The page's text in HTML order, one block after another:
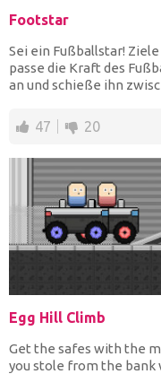
Footstar
Sei ein Fußballstar! Ziele
passe die Kraft des
an und schieße ihn
47 20
Egg Hill Climb
Get the safes with the
you stole from the bank